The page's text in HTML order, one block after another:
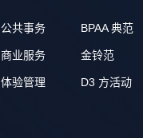
公共事务
商业服务
体验管理
BPAA 典范
金铃范
D3 方活动